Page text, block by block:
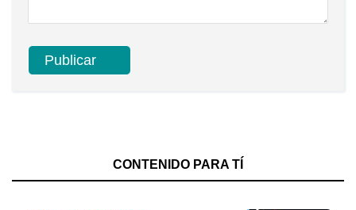
CONTENIDO PARA TÍ